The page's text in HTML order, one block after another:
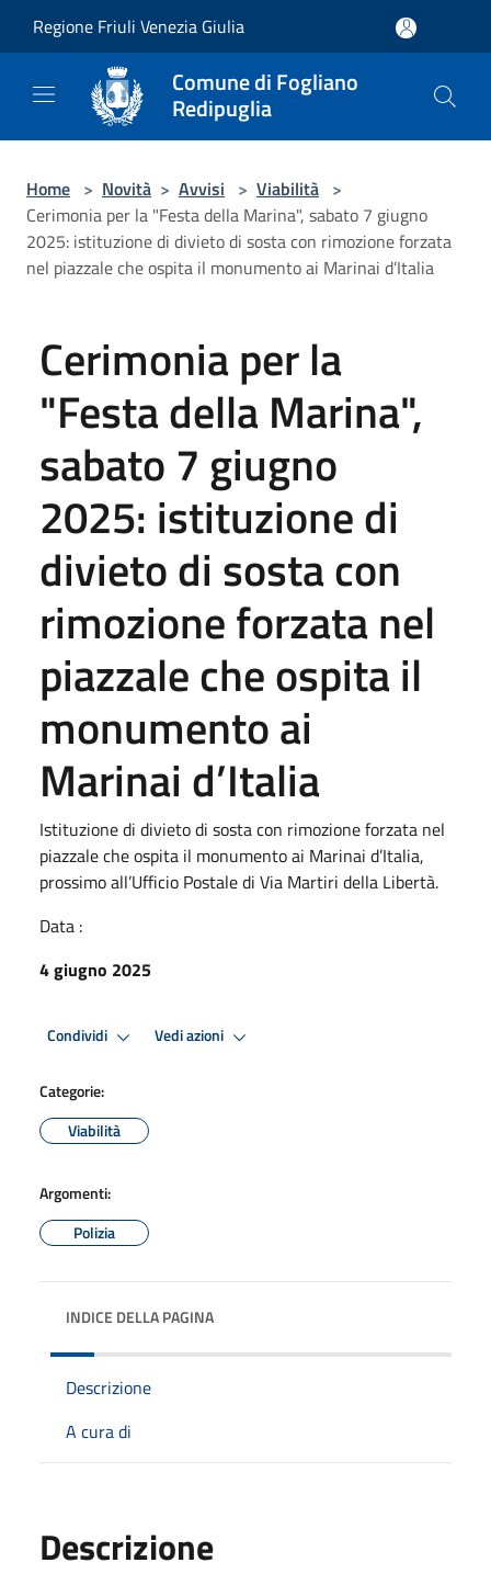
Regione Friuli Venezia Giulia
Comune di Fogliano
Redipuglia
Home > Novità > Avvisi > Viabilità >
Cerimonia per la "Festa della Marina", sabato 7 giugno
2025: istituzione di divieto di sosta con rimozione forzata
nel piazzale che ospita il monumento ai Marinai d’Italia
Cerimonia per la
"Festa della Marina",
sabato 7 giugno
2025: istituzione di
divieto di sosta con
rimozione forzata nel
piazzale che ospita il
monumento ai
Marinai d’Italia
Istituzione di divieto di sosta con rimozione forzata nel
piazzale che ospita il monumento ai Marinai d’Italia,
prossimo all’Ufficio Postale di Via Martiri della Libertà.
Data :
4 giugno 2025
Condividi Vedi azioni
Categorie:
Viabilità
Argomenti:
Polizia
INDICE DELLA PAGINA
Descrizione
A cura di
Descrizione